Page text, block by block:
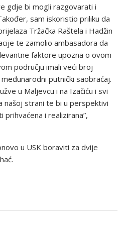
gdje bi mogli razgovarati i
sam iskoristio priliku da
Tržačka Raštela i Hadžin
te zamolio ambasadora da
faktore upozna o ovom
području imali veći broj
putnički saobraćaj.
u Maljevcu i na Izačiću i svi
našoj strani te bi u perspektivi
prihvaćena i realizirana”,
u USK boraviti za dvije